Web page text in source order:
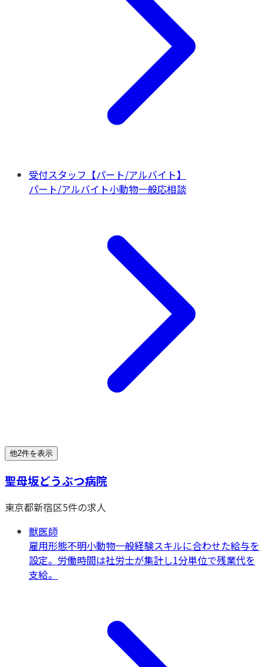
受付スタッフ【パート/アルバイト】
パート/アルバイト小動物一般応相談
他2件を表示
聖母坂どうぶつ病院
東京都新宿区5件の求人
獣医師
雇用形態不明小動物一般経験スキルに合わせた給与を
設定。労働時間は社労士が集計し1分単位で残業代を
支給。